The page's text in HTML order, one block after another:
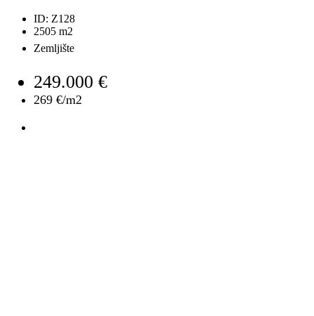
ID: Z128
2505 m2
Zemljište
249.000 €
269 €/m2